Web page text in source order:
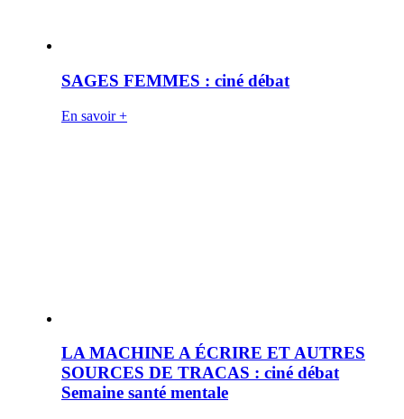
SAGES FEMMES : ciné débat
En savoir +
LA MACHINE A ÉCRIRE ET AUTRES
SOURCES DE TRACAS : ciné débat
Semaine santé mentale